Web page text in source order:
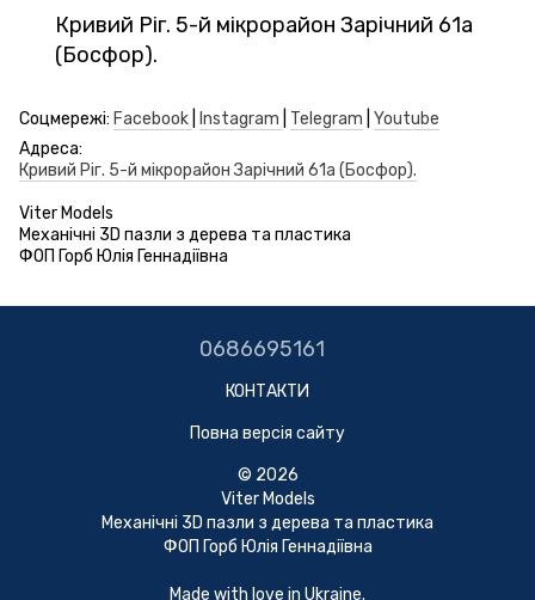
Кривий Ріг. 5-й мікрорайон Зарічний 61а
(Босфор).
Соцмережі: Facebook Instagram Telegram Youtube
Адреса:
Кривий Ріг. 5-й мікрорайон Зарічний 61а (Босфор).
Viter Models
Механічні 3D пазли з дерева та пластика
ФОП Горб Юлія Геннадіївна
0686695161
КОНТАКТИ
Повна версія сайту
© 2026
Vіter Models
Механічні 3D пазли з дерева та пластика
ФОП Горб Юлія Геннадіївна
Made with love in Ukraine.